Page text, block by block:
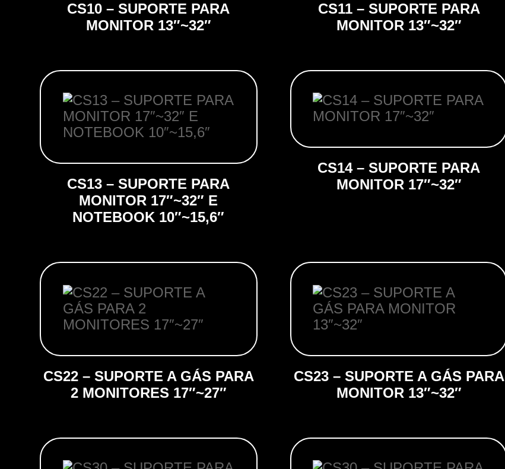
CS10 – SUPORTE PARA
MONITOR 13″~32″
CS11 – SUPORTE PARA
MONITOR 13″~32″
CS13 – SUPORTE PARA
MONITOR 17″~32″ E
NOTEBOOK 10″~15,6″
CS14 – SUPORTE PARA
MONITOR 17″~32″
CS22 – SUPORTE A GÁS PARA
2 MONITORES 17″~27″
CS23 – SUPORTE A GÁS PARA
MONITOR 13″~32″